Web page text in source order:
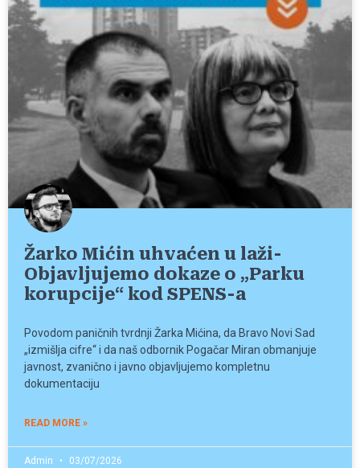
Žarko Mićin uhvaćen u laži-
Objavljujemo dokaze o „Parku
korupcije“ kod SPENS-a
Povodom paničnih tvrdnji Žarka Mićina, da Bravo Novi Sad
„izmišlja cifre“ i da naš odbornik Pogačar Miran obmanjuje
javnost, zvanično i javno objavljujemo kompletnu
dokumentaciju
READ MORE »
Admin 03/07/2026